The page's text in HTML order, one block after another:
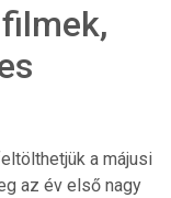
a májusi
az év első nagy